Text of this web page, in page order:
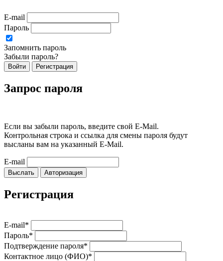
E-mail
Пароль
Запомнить пароль
Забыли пароль?
Войти Регистрация
Запрос пароля
Если вы забыли пароль, введите свой E-Mail.
Контрольная строка и ссылка для смены пароля будут
высланы вам на указанный E-Mail.
E-mail
Выслать Авторизация
Регистрация
E-mail*
Пароль*
Подтверждение пароля*
Контактное лицо (ФИО)*